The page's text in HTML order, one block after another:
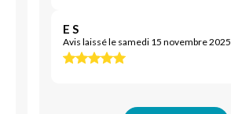
E S
Avis laissé le samedi 15 novembre 2025